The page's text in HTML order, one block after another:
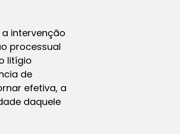
intervenção
processual
litígio
de
efetiva, a
daquele